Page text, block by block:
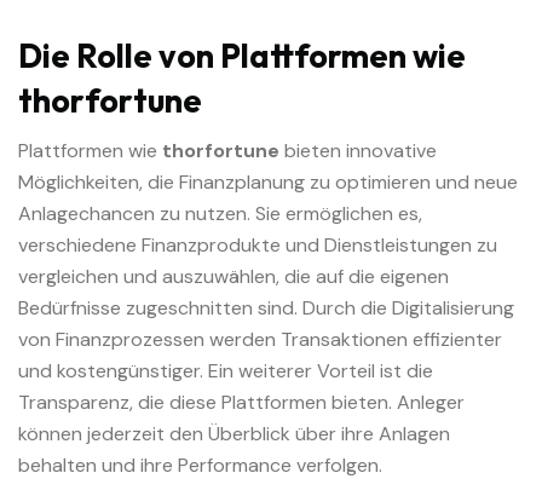
Die Rolle von Plattformen wie
thorfortune
Plattformen wie thorfortune bieten innovative
Möglichkeiten, die Finanzplanung zu optimieren und neue
Anlagechancen zu nutzen. Sie ermöglichen es,
verschiedene Finanzprodukte und Dienstleistungen zu
vergleichen und auszuwählen, die auf die eigenen
Bedürfnisse zugeschnitten sind. Durch die Digitalisierung
von Finanzprozessen werden Transaktionen effizienter
und kostengünstiger. Ein weiterer Vorteil ist die
Transparenz, die diese Plattformen bieten. Anleger
können jederzeit den Überblick über ihre Anlagen
behalten und ihre Performance verfolgen.